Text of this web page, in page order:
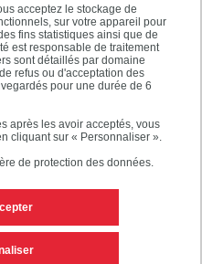
acceptez le stockage de
sur votre appareil pour
fins statistiques ainsi que de
est responsable de traitement
sont détaillés par domaine
refus ou d'acceptation des
pour une durée de 6
après les avoir acceptés, vous
cliquant sur « Personnaliser ».
de protection des données.